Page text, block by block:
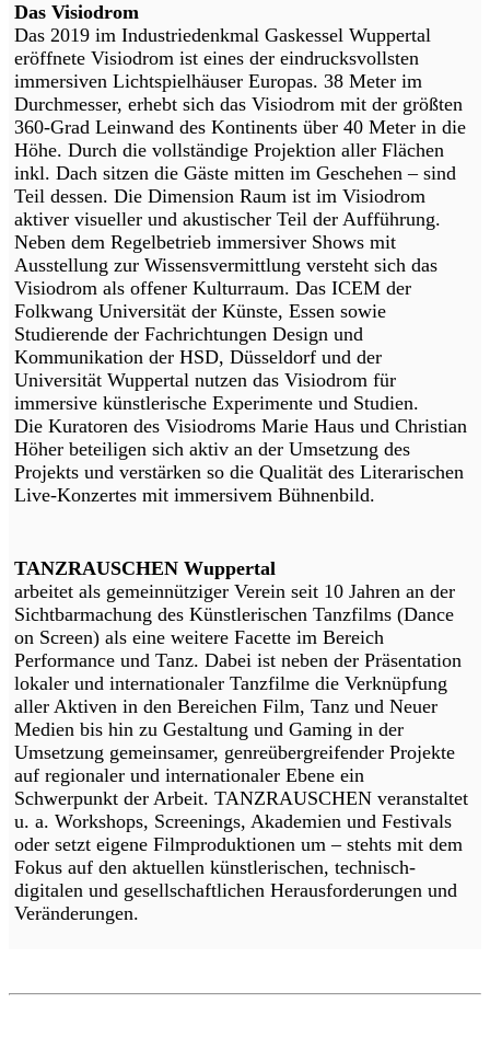
Das Visiodrom
Das 2019 im Industriedenkmal Gaskessel Wuppertal
eröffnete Visiodrom ist eines der eindrucksvollsten
immersiven Lichtspielhäuser Europas. 38 Meter im
Durchmesser, erhebt sich das Visiodrom mit der größten
360-Grad Leinwand des Kontinents über 40 Meter in die
Höhe. Durch die vollständige Projektion aller Flächen
inkl. Dach sitzen die Gäste mitten im Geschehen – sind
Teil dessen. Die Dimension Raum ist im Visiodrom
aktiver visueller und akustischer Teil der Aufführung.
Neben dem Regelbetrieb immersiver Shows mit
Ausstellung zur Wissensvermittlung versteht sich das
Visiodrom als offener Kulturraum. Das ICEM der
Folkwang Universität der Künste, Essen sowie
Studierende der Fachrichtungen Design und
Kommunikation der HSD, Düsseldorf und der
Universität Wuppertal nutzen das Visiodrom für
immersive künstlerische Experimente und Studien.
Die Kuratoren des Visiodroms Marie Haus und Christian
Höher beteiligen sich aktiv an der Umsetzung des
Projekts und verstärken so die Qualität des Literarischen
Live-Konzertes mit immersivem Bühnenbild.
TANZRAUSCHEN Wuppertal
arbeitet als gemeinnütziger Verein seit 10 Jahren an der
Sichtbarmachung des Künstlerischen Tanzfilms (Dance
on Screen) als eine weitere Facette im Bereich
Performance und Tanz. Dabei ist neben der Präsentation
lokaler und internationaler Tanzfilme die Verknüpfung
aller Aktiven in den Bereichen Film, Tanz und Neuer
Medien bis hin zu Gestaltung und Gaming in der
Umsetzung gemeinsamer, genreübergreifender Projekte
auf regionaler und internationaler Ebene ein
Schwerpunkt der Arbeit. TANZRAUSCHEN veranstaltet
u. a. Workshops, Screenings, Akademien und Festivals
oder setzt eigene Filmproduktionen um – stehts mit dem
Fokus auf den aktuellen künstlerischen, technisch-
digitalen und gesellschaftlichen Herausforderungen und
Veränderungen.